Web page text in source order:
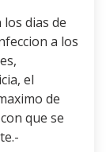
dias de
a los
el
de
que se